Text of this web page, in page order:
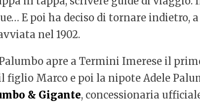
E poi ha deciso di tornare indietro,
nel 1902.
apre a Termini Imerese il
Marco e poi la nipote Adele
& Gigante, concessionaria